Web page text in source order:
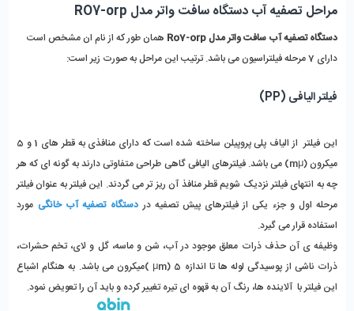
مراحل تصفیه آب دستگاه سافت واتر مدل RO7-orp
دستگاه تصفیه آب سافت واتر مدل Ro7-orp
همان طور که از نام ان مشخص است
دارای 7 مرحله فیلتراسیون می باشد. ترتیب این مراحل به صورت زیر است:
فیلتر الیافی (PP)
این فیلتر از الیاف پلی پروپیلن ساخته شده است که دارای منافذی به قطر های 1 و 5
میکرون (mµ) می باشد. فیلترهای الیافی گاهی طراحی متفاوتی دارند به گونه ای که هر
چه به انتهای فیلتر نزدیک شویم قطر منافذ آن ریز تر می گردند. این فیلتر به عنوان فیلتر
مرحله اول و جزء یکی از فیلترهای پیش تصفیه در دستگاه تصفیه آب خانگی مورد
استفاده قرار می گیرد.
وظیفه ی آن حذف ذرات معلق موجود در آب، شن و ماسه، گل و لای، تخم حشرات،
ذرات ناشی از پوسیدگی لوله ها تا اندازه 5 (µm )میکرون می باشد. به هنگام اشباع
این فیلتر با آلاینده ها، رنگ آن به قهوه ای تیره تغییر کرده و باید آن را تعویض نمود.